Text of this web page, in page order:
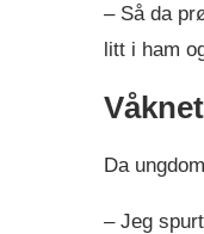
– Så da
litt i ham
Da
– Jeg